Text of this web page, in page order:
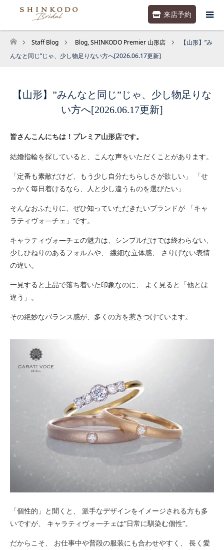
来店予約
ホーム
Staff Blog Blog,SHINKODO Premier 山形店
【山形】”み
んなと同じ”じゃ、少し物足りない方へ[2026.06.17更新]
【山形】”みんなと同じ”じゃ、少し物足りな
い方へ[2026.06.17更新]
皆さんこんにちは！プレミア山形店です。
結婚指輪を探していると、こんな声をいただくことがあります。
「定番も素敵だけど、もう少し自分たちらしさが欲しい」 「せ
っかく毎日着けるなら、人と少し違うものを選びたい」
そんなおふたりに、ぜひ知っていただきたいブランドが 「キャ
ラティヴォ―チェ」です。
キャラティヴォ―チェの魅力は、シンプルだけでは終わらない、
少しひねりのあるフォルムや、 繊細な立体感、 さりげない表情
の違い。
一見すると上品で落ち着いた印象なのに、 よく見ると「他とは
違う」。
その絶妙なバランス感が、多くの方を惹きつけています。
「個性的」と聞くと、 派手なデザインをイメージされる方も多
いですが、 キャラティヴォ―チェは“日常に馴染む個性”。
だからこそ、 お仕事中や普段の服装にも合わせやすく、 長く愛